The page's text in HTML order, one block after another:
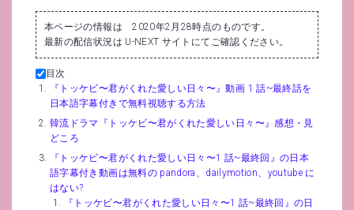
本ページの情報は 2020年2月28時点のものです。
最新の配信状況は U-NEXT サイトにてご確認ください。
目次
『トッケビ〜君がくれた愛しい日々〜』動画 1 話~最終話を
日本語字幕付きで無料視聴する方法
韓流ドラマ『トッケビ〜君がくれた愛しい日々〜』感想・見
どころ
『トッケビ〜君がくれた愛しい日々〜1 話~最終回』の日本
語字幕付き動画は無料の pandora、dailymotion、youtube に
はない?
『トッケビ〜君がくれた愛しい日々〜1 話~最終回』の日